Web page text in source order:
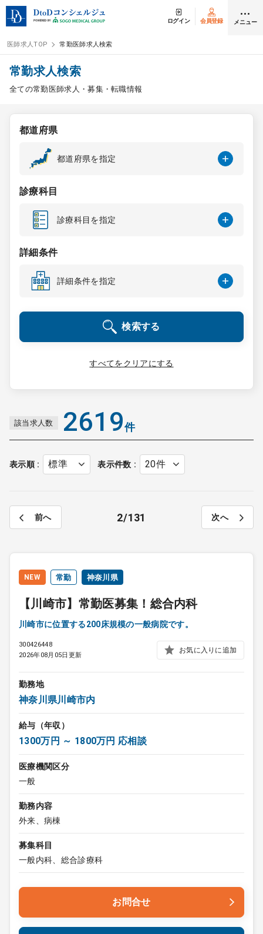
ログイン 会員登録 メニュー
ログイン
医師求人
常勤検索
スポット検索
DtoDの転職・
コンサルタント
成功事例
転職ノウハウ
受付時間 9:00 ～ 18:00（平日）
0120-337-613
クリニック開業
お問合せ
医師求人TOP 常勤医師求人検索
常勤求人検索
全ての常勤医師求人・募集・転職情報
都道府県
都道府県を指定
診療科目
診療科目を指定
詳細条件
詳細条件を指定
検索する
すべてをクリアにする
該当求人数 2619件
表示順 表示件数
前へ 2 131 次へ
NEW 常勤 神奈川県
【川崎市】常勤医募集！総合内科
川崎市に位置する200床規模の一般病院です。
300426448
2026年08月05日更新
お気に入りに追加
勤務地
神奈川県川崎市内
給与（年収）
1300万円 ～ 1800万円 応相談
医療機関区分
一般
勤務内容
外来、病棟
募集科目
一般内科、総合診療科
お問合せ